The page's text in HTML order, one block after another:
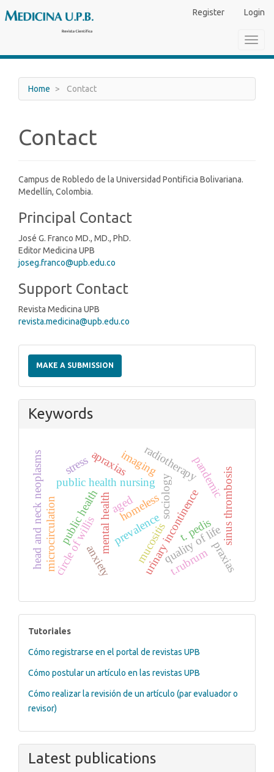
Navigation
Sidebar
Register Login
Home Contact
Contact
Campus de Robledo de la Universidad Pontificia Bolivariana.
Medellín, Colombia.
Principal Contact
José G. Franco MD., MD., PhD.
Editor Medicina UPB
joseg.franco@upb.edu.co
Support Contact
Revista Medicina UPB
revista.medicina@upb.edu.co
a
Submission
MAKE A SUBMISSION
Keywords
public health nursing sociology
homelessurinary incontinence
prevalence
aged
quality of life
mental health
public health mucositis
radiotherapy
head and neck neoplasms sinus thrombosis
circle of willis
microcirculation
imaging pandemic
anxiety
stress
t. pedis
t.rubrumpraxias
apraxias
tutoriales
Tutoriales
Cómo registrarse en el portal de revistas UPB
Cómo postular un artículo en las revistas UPB
Cómo realizar la revisión de un artículo (par evaluador o
revisor)
Latest publications